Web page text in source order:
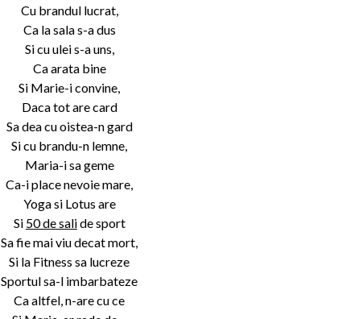
Cu brandul lucrat,
Ca la sala s-a dus
Si cu ulei s-a uns,
Ca arata bine
Si Marie-i convine,
Daca tot are card
Sa dea cu oistea-n gard
Si cu brandu-n lemne,
Maria-i sa geme
Ca-i place nevoie mare,
Yoga si Lotus are
Si 50 de salide sport
Sa fie mai viu decat mort,
Si la Fitness sa lucreze
Sportul sa-l imbarbateze
Ca altfel, n-are cu ce